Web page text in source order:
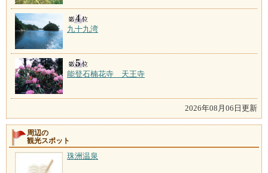
九十九湾
能登石楠花寺 天王寺
2026年08月06日更新
周辺の
観光スポット
珠洲温泉